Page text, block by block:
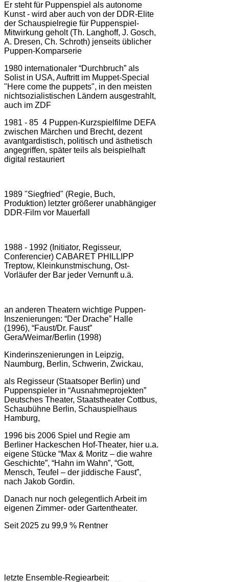
Er steht für Puppenspiel als autonome
Kunst - wird aber auch von der DDR-Elite
der Schauspielregie für Puppenspiel-
Mitwirkung geholt (Th. Langhoff, J. Gosch,
A. Dresen, Ch. Schroth) jenseits üblicher
Puppen-Komparserie
1980 internationaler “Durchbruch” als
Solist in USA, Auftritt im Muppet-Special
"Here come the puppets", in den meisten
nichtsozialistischen Ländern ausgestrahlt,
auch im ZDF
1981 - 85 4 Puppen-Kurzspielfilme DEFA
zwischen Märchen und Brecht, dezent
avantgardistisch, politisch und ästhetisch
angegriffen, später teils als beispielhaft
digital restauriert
1989 "Siegfried" (Regie, Buch,
Produktion) letzter größerer unabhängiger
DDR-Film vor Mauerfall
1988 - 1992 (Initiator, Regisseur,
Conferencier) CABARET PHILLIPP
Treptow, Kleinkunstmischung, Ost-
Vorläufer der Bar jeder Vernunft u.ä.
an anderen Theatern wichtige Puppen-
Inszenierungen: “Der Drache” Halle
(1996), “Faust/Dr. Faust”
Gera/Weimar/Berlin (1998)
Kinderinszenierungen in Leipzig,
Naumburg, Berlin, Schwerin, Zwickau,
als Regisseur (Staatsoper Berlin) und
Puppenspieler in “Ausnahmeprojekten”
Deutsches Theater, Staatstheater Cottbus,
Schaubühne Berlin, Schauspielhaus
Hamburg,
1996 bis 2006 Spiel und Regie am
Berliner Hackeschen Hof-Theater, hier u.a.
eigene Stücke “Max & Moritz – die wahre
Geschichte”, “Hahn im Wahn”, “Gott,
Mensch, Teufel – der jiddische Faust”,
nach Jakob Gordin.
Danach nur noch gelegentlich Arbeit im
eigenen Zimmer- oder Gartentheater.
Seit 2025 zu 99,9 % Rentner
letzte Ensemble-Regiearbeit: